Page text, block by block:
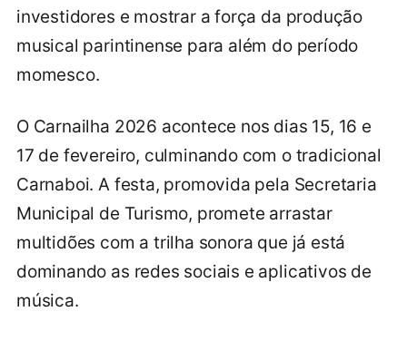
investidores e mostrar a força da produção
musical parintinense para além do período
momesco.
O Carnailha 2026 acontece nos dias 15, 16 e
17 de fevereiro, culminando com o tradicional
Carnaboi. A festa, promovida pela Secretaria
Municipal de Turismo, promete arrastar
multidões com a trilha sonora que já está
dominando as redes sociais e aplicativos de
música.